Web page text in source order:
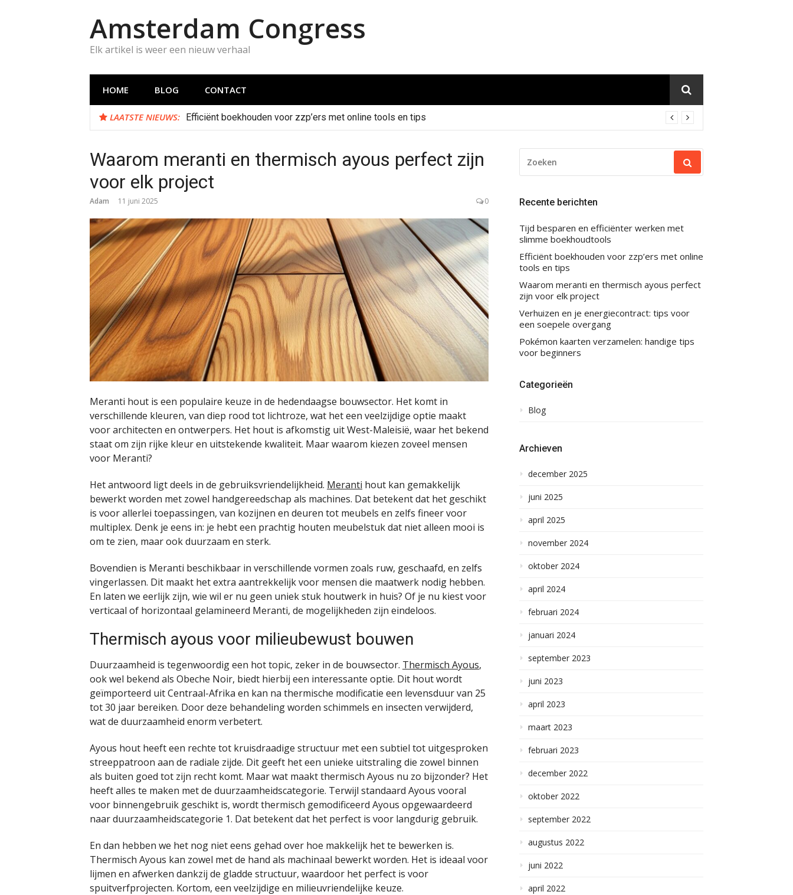
Amsterdam Congress
Elk artikel is weer een nieuw verhaal
HOME BLOG CONTACT
LAATSTE NIEUWS: Efficiënt boekhouden voor zzp’ers met online tools en tips
Waarom meranti en thermisch ayous perfect zijn
voor elk project
Adam 11 juni 2025 0
Meranti hout is een populaire keuze in de hedendaagse bouwsector. Het komt in
verschillende kleuren, van diep rood tot lichtroze, wat het een veelzijdige optie maakt
voor architecten en ontwerpers. Het hout is afkomstig uit West-Maleisië, waar het bekend
staat om zijn rijke kleur en uitstekende kwaliteit. Maar waarom kiezen zoveel mensen
voor Meranti?
Het antwoord ligt deels in de gebruiksvriendelijkheid. Meranti hout kan gemakkelijk
bewerkt worden met zowel handgereedschap als machines. Dat betekent dat het geschikt
is voor allerlei toepassingen, van kozijnen en deuren tot meubels en zelfs fineer voor
multiplex. Denk je eens in: je hebt een prachtig houten meubelstuk dat niet alleen mooi is
om te zien, maar ook duurzaam en sterk.
Bovendien is Meranti beschikbaar in verschillende vormen zoals ruw, geschaafd, en zelfs
vingerlassen. Dit maakt het extra aantrekkelijk voor mensen die maatwerk nodig hebben.
En laten we eerlijk zijn, wie wil er nu geen uniek stuk houtwerk in huis? Of je nu kiest voor
verticaal of horizontaal gelamineerd Meranti, de mogelijkheden zijn eindeloos.
Thermisch ayous voor milieubewust bouwen
Duurzaamheid is tegenwoordig een hot topic, zeker in de bouwsector. Thermisch Ayous,
ook wel bekend als Obeche Noir, biedt hierbij een interessante optie. Dit hout wordt
geïmporteerd uit Centraal-Afrika en kan na thermische modificatie een levensduur van 25
tot 30 jaar bereiken. Door deze behandeling worden schimmels en insecten verwijderd,
wat de duurzaamheid enorm verbetert.
Ayous hout heeft een rechte tot kruisdraadige structuur met een subtiel tot uitgesproken
streeppatroon aan de radiale zijde. Dit geeft het een unieke uitstraling die zowel binnen
als buiten goed tot zijn recht komt. Maar wat maakt thermisch Ayous nu zo bijzonder? Het
heeft alles te maken met de duurzaamheidscategorie. Terwijl standaard Ayous vooral
voor binnengebruik geschikt is, wordt thermisch gemodificeerd Ayous opgewaardeerd
naar duurzaamheidscategorie 1. Dat betekent dat het perfect is voor langdurig gebruik.
En dan hebben we het nog niet eens gehad over hoe makkelijk het te bewerken is.
Thermisch Ayous kan zowel met de hand als machinaal bewerkt worden. Het is ideaal voor
lijmen en afwerken dankzij de gladde structuur, waardoor het perfect is voor
spuitverfprojecten. Kortom, een veelzijdige en milieuvriendelijke keuze.
NAAR:
Recente berichten
Tijd besparen en efficiënter werken met
slimme boekhoudtools
Efficiënt boekhouden voor zzp’ers met online
tools en tips
Waarom meranti en thermisch ayous perfect
zijn voor elk project
Verhuizen en je energiecontract: tips voor
een soepele overgang
Pokémon kaarten verzamelen: handige tips
voor beginners
Categorieën
Blog
Archieven
december 2025
juni 2025
april 2025
november 2024
oktober 2024
april 2024
februari 2024
januari 2024
september 2023
juni 2023
april 2023
maart 2023
februari 2023
december 2022
oktober 2022
september 2022
augustus 2022
juni 2022
april 2022